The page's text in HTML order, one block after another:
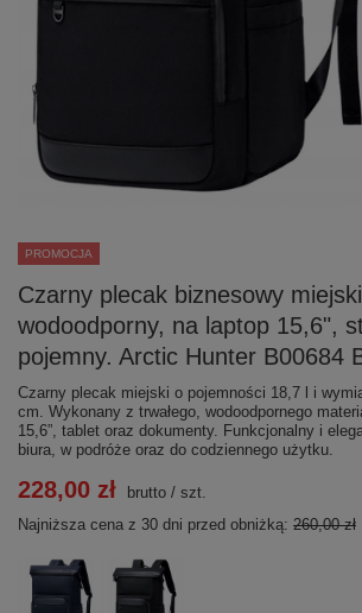
PROMOCJA
Czarny plecak biznesowy
wodoodporny, na laptop 15,6",
pojemny. Arctic Hunter B00684
Czarny plecak miejski o pojemności 18,7 l i
cm. Wykonany z trwałego, wodoodpornego
15,6”, tablet oraz dokumenty. Funkcjonalny i
biura, w podróże oraz do codziennego użytku.
228,00 zł brutto / szt.
Najniższa cena z 30 dni przed obniżką: 260,00 zł